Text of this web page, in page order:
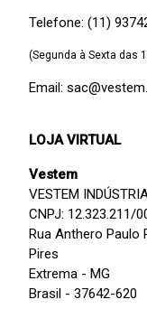
Telefone: (11)
(Segunda à Sexta das
Email:
LOJA VIRTUAL
Vestem
VESTEM
CNPJ: 12.323.211/
Rua Anthero Paulo
Pires
Extrema - MG
Brasil - 37642-620